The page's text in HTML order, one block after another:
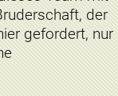
der
gefordert, nur